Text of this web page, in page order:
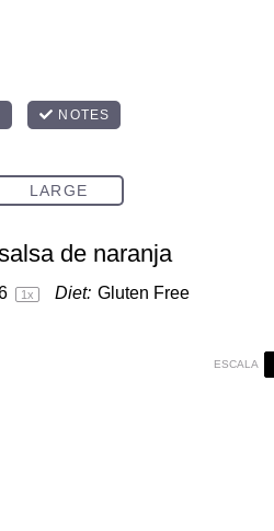
de naranja
1x Diet: Gluten Free
ESCALA